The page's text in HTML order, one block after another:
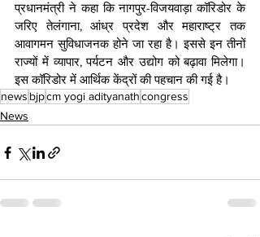
प्रधानमंत्री ने कहा कि नागपुर-विजयवाड़ा कॉरिडोर के
जरिए तेलंगाना, आंध्र प्रदेश और महाराष्ट्र तक
आवागमन सुविधाजनक होने जा रहा है। इससे इन तीनों
राज्यों में व्यापार, पर्यटन और उद्योग को बढ़ावा मिलेगा।
इस कॉरिडोर में आर्थिक केंद्रों की पहचान की गई है।
news bjpcm yogi adityanathcongress
News